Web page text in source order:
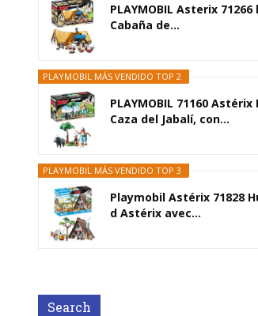
PLAYMOBIL Asterix 71266
Cabaña de...
PLAYMOBIL MÁS VENDIDO TOP 2
PLAYMOBIL 71160 Astérix
Caza del Jabalí, con...
PLAYMOBIL MÁS VENDIDO TOP 3
Playmobil Astérix 71828
d Astérix avec...
Search